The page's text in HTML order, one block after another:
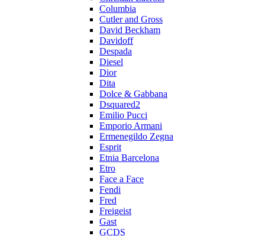
Columbia
Cutler and Gross
David Beckham
Davidoff
Despada
Diesel
Dior
Dita
Dolce & Gabbana
Dsquared2
Emilio Pucci
Emporio Armani
Ermenegildo Zegna
Esprit
Etnia Barcelona
Etro
Face a Face
Fendi
Fred
Freigeist
Gast
GCDS